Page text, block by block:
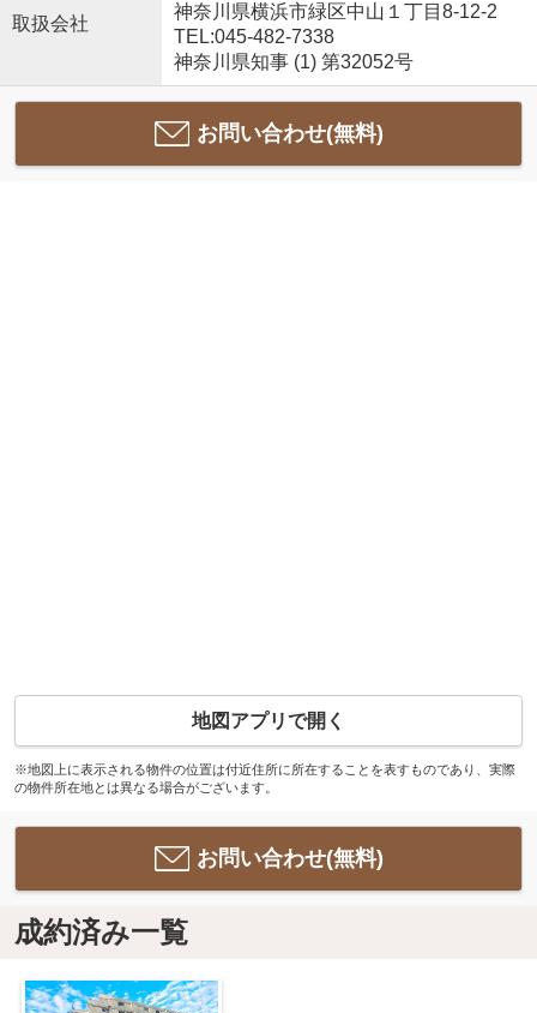
取扱会社
神奈川県横浜市緑区中山１丁目8-12-2
TEL:045-482-7338
神奈川県知事 (1) 第32052号
お問い合わせ(無料)
地図アプリで開く
※地図上に表示される物件の位置は付近住所に所在することを表すものであり、実際
の物件所在地とは異なる場合がございます。
お問い合わせ(無料)
成約済み一覧